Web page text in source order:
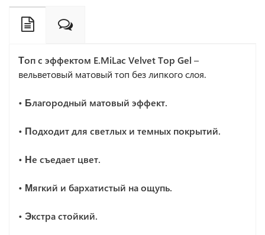
Топ с эффектом E.MiLac Velvet Top Gel –
вельветовый матовый топ без липкого слоя.
• Благородный матовый эффект.
• Подходит для светлых и темных покрытий.
• Не съедает цвет.
• Мягкий и бархатистый на ощупь.
• Экстра стойкий.